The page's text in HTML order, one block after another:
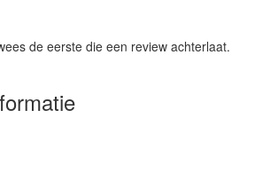
de eerste die een review achterlaat.